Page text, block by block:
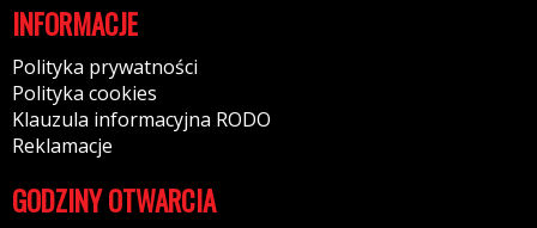
INFORMACJE
Polityka prywatności
Polityka cookies
Klauzula informacyjna RODO
Reklamacje
GODZINY OTWARCIA